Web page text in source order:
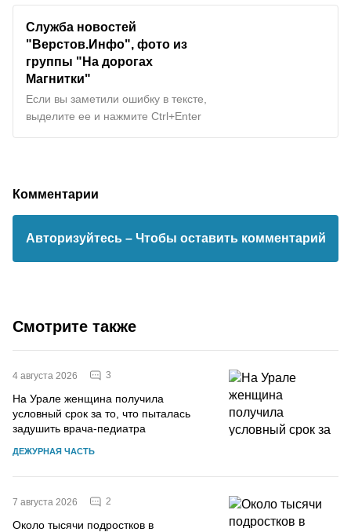
Служба новостей
"Верстов.Инфо", фото из
группы "На дорогах
Магнитки"
Если вы заметили ошибку в тексте,
выделите ее и нажмите Ctrl+Enter
Комментарии
Авторизуйтесь – Чтобы оставить комментарий
Смотрите также
4 августа 2026 3
На Урале женщина получила
условный срок за то, что пыталась
задушить врача-педиатра
ДЕЖУРНАЯ ЧАСТЬ
7 августа 2026 2
Около тысячи подростков в